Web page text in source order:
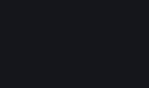
products, as well as
services. The